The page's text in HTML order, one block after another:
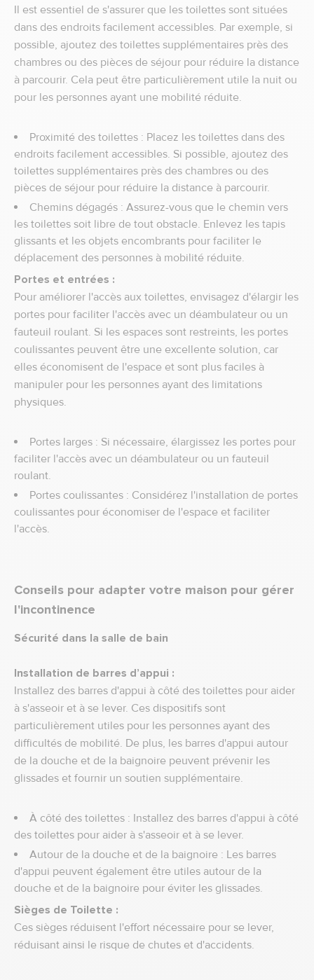
Il est essentiel de s'assurer que les toilettes sont situées
dans des endroits facilement accessibles. Par exemple, si
possible, ajoutez des toilettes supplémentaires près des
chambres ou des pièces de séjour pour réduire la distance
à parcourir. Cela peut être particulièrement utile la nuit ou
pour les personnes ayant une mobilité réduite.
Proximité des toilettes : Placez les toilettes dans des
endroits facilement accessibles. Si possible, ajoutez des
toilettes supplémentaires près des chambres ou des
pièces de séjour pour réduire la distance à parcourir.
Chemins dégagés : Assurez-vous que le chemin vers
les toilettes soit libre de tout obstacle. Enlevez les tapis
glissants et les objets encombrants pour faciliter le
déplacement des personnes à mobilité réduite.
Portes et entrées :
Pour améliorer l'accès aux toilettes, envisagez d'élargir les
portes pour faciliter l'accès avec un déambulateur ou un
fauteuil roulant. Si les espaces sont restreints, les portes
coulissantes peuvent être une excellente solution, car
elles économisent de l'espace et sont plus faciles à
manipuler pour les personnes ayant des limitations
physiques.
Portes larges : Si nécessaire, élargissez les portes pour
faciliter l'accès avec un déambulateur ou un fauteuil
roulant.
Portes coulissantes : Considérez l'installation de portes
coulissantes pour économiser de l'espace et faciliter
l'accès.
Conseils pour adapter votre maison pour gérer
l'incontinence
Sécurité dans la salle de bain
Installation de barres d’appui :
Installez des barres d'appui à côté des toilettes pour aider
à s'asseoir et à se lever. Ces dispositifs sont
particulièrement utiles pour les personnes ayant des
difficultés de mobilité. De plus, les barres d'appui autour
de la douche et de la baignoire peuvent prévenir les
glissades et fournir un soutien supplémentaire.
À côté des toilettes : Installez des barres d'appui à côté
des toilettes pour aider à s'asseoir et à se lever.
Autour de la douche et de la baignoire : Les barres
d'appui peuvent également être utiles autour de la
douche et de la baignoire pour éviter les glissades.
Sièges de Toilette :
Ces sièges réduisent l'effort nécessaire pour se lever,
réduisant ainsi le risque de chutes et d'accidents.